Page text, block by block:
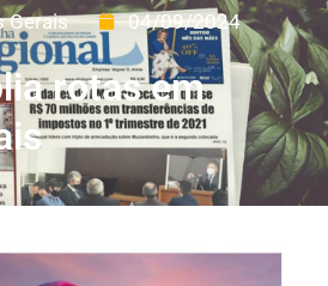
Gerais 04/09/2024
rotas em